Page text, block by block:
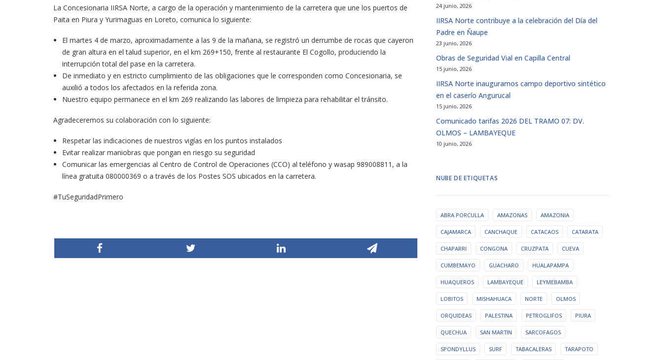
La Concesionaria IIRSA Norte, a cargo de la operación y mantenimiento de la carretera que une los puertos de
Paita en Piura y Yurimaguas en Loreto, comunica lo siguiente:
El martes 4 de marzo, aproximadamente a las 9 de la mañana, se registró un derrumbe de rocas que cayeron
de gran altura en el talud superior, en el km 269+150, frente al restaurante El Cogollo, produciendo la
interrupción total del pase en la carretera.
De inmediato y en estricto cumplimiento de las obligaciones que le corresponden como Concesionaria, se
auxilió a todos los afectados en la referida zona.
Nuestro equipo permanece en el km 269 realizando las labores de limpieza para rehabilitar el tránsito.
Agradeceremos su colaboración con lo siguiente:
Respetar las indicaciones de nuestros vigías en los puntos instalados
Evitar realizar maniobras que pongan en riesgo su seguridad
Comunicar las emergencias al Centro de Control de Operaciones (CCO) al teléfono y wasap 989008811, a la
línea gratuita 080000369 o a través de los Postes SOS ubicados en la carretera.
#TuSeguridadPrimero
24 junio, 2026
IIRSA Norte contribuye a la celebración del Día del
Padre en Ñaupe
23 junio, 2026
Obras de Seguridad Vial en Capilla Central
15 junio, 2026
IIRSA Norte inauguramos campo deportivo sintético
en el caserío Angurucal
15 junio, 2026
Comunicado tarifas 2026 DEL TRAMO 07: DV.
OLMOS – LAMBAYEQUE
10 junio, 2026
NUBE DE ETIQUETAS
ABRA PORCULLA AMAZONAS AMAZONIA
CAJAMARCA CANCHAQUE CATACAOS CATARATA
CHAPARRI CONGONA CRUZPATA CUEVA
CUMBEMAYO GUACHARO HUALAPAMPA
HUAQUEROS LAMBAYEQUE LEYMEBAMBA
LOBITOS MISHAHUACA NORTE OLMOS
ORQUIDEAS PALESTINA PETROGLIFOS PIURA
QUECHUA SAN MARTIN SARCOFAGOS
SPONDYLLUS SURF TABACALERAS TARAPOTO